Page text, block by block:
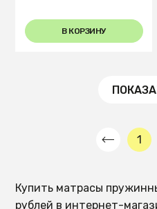
В КОРЗИНУ
1
Купить матрасы
рублей в интернет-